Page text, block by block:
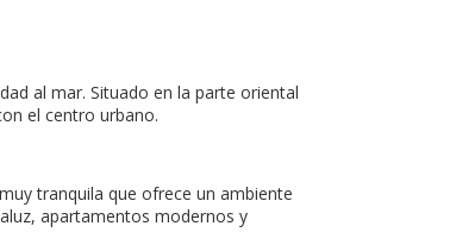
al mar. Situado en la parte oriental
el centro urbano.
tranquila que ofrece un ambiente
apartamentos modernos y